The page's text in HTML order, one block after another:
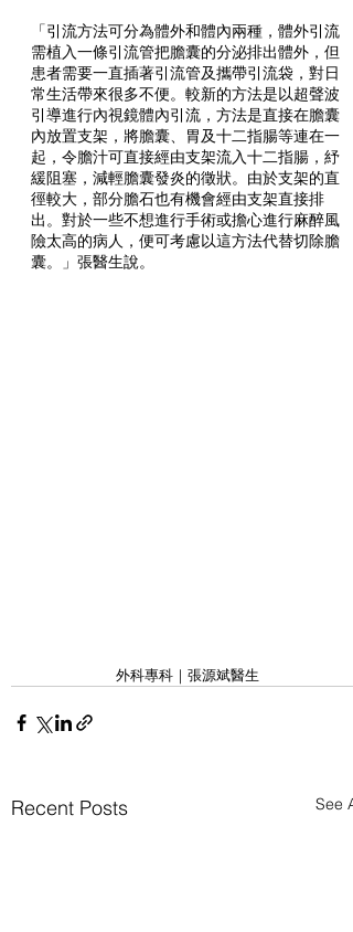
「引流方法可分為體外和體內兩種，體外引流
需植入一條引流管把膽囊的分泌排出體外，但
患者需要一直插著引流管及攜帶引流袋，對日
常生活帶來很多不便。較新的方法是以超聲波
引導進行內視鏡體內引流，方法是直接在膽囊
內放置支架，將膽囊、胃及十二指腸等連在一
起，令膽汁可直接經由支架流入十二指腸，紓
緩阻塞，減輕膽囊發炎的徵狀。由於支架的直
徑較大，部分膽石也有機會經由支架直接排
出。對於一些不想進行手術或擔心進行麻醉風
險太高的病人，便可考慮以這方法代替切除膽
囊。」張醫生說。
外科專科｜張源斌醫生
Recent Posts See All